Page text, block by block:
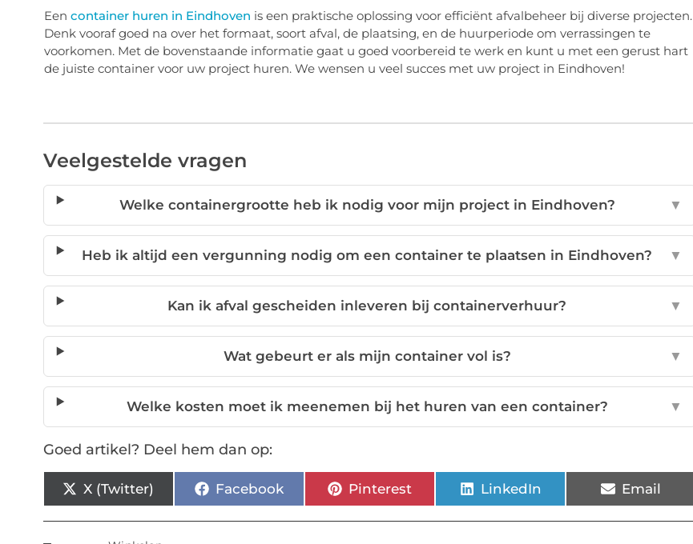
Een container huren in Eindhoven is een praktische oplossing voor efficiënt afvalbeheer bij diverse projecten.
Denk vooraf goed na over het formaat, soort afval, de plaatsing, en de huurperiode om verrassingen te
voorkomen. Met de bovenstaande informatie gaat u goed voorbereid te werk en kunt u met een gerust hart
de juiste container voor uw project huren. We wensen u veel succes met uw project in Eindhoven!
Veelgestelde vragen
Welke containergrootte heb ik nodig voor mijn project in Eindhoven? ▼
Heb ik altijd een vergunning nodig om een container te plaatsen in Eindhoven? ▼
Kan ik afval gescheiden inleveren bij containerverhuur? ▼
Wat gebeurt er als mijn container vol is? ▼
Welke kosten moet ik meenemen bij het huren van een container? ▼
Goed artikel? Deel hem dan op:
X (Twitter) Facebook Pinterest LinkedIn Email